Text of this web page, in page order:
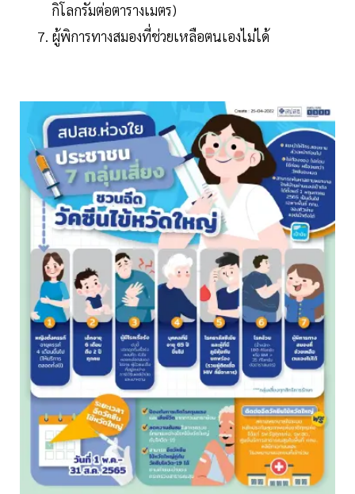
กิโลกรัมต่อตารางเมตร)
ผู้พิการทางสมองที่ช่วยเหลือตนเองไม่ได้